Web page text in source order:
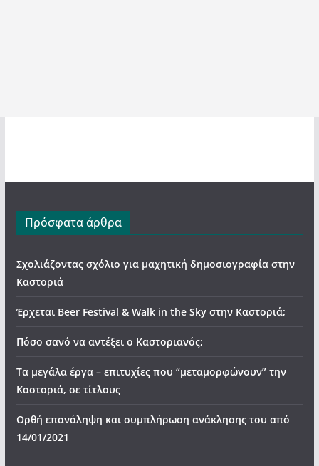
Πρόσφατα άρθρα
Σχολιάζοντας σχόλιο για μαχητική δημοσιογραφία στην
Καστοριά
Έρχεται Beer Festival & Walk in the Sky στην Καστοριά;
Πόσο σανό να αντέξει ο Καστοριανός;
Τα μεγάλα έργα – επιτυχίες που “μεταμορφώνουν” την
Καστοριά, σε τίτλους
Ορθή επανάληψη και συμπλήρωση ανάκλησης του από
14/01/2021